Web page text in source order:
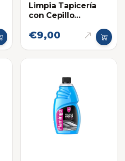
Limpia Tapicería
con Cepillo
€9,00